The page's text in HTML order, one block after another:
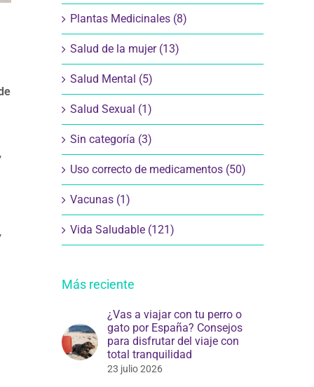
,
Plantas Medicinales (8)
Salud de la mujer (13)
Salud Mental (5)
Salud Sexual (1)
Sin categoría (3)
Uso correcto de medicamentos (50)
Vacunas (1)
Vida Saludable (121)
Más reciente
¿Vas a viajar con tu perro o
gato por España? Consejos
para disfrutar del viaje con
total tranquilidad
23 julio 2026